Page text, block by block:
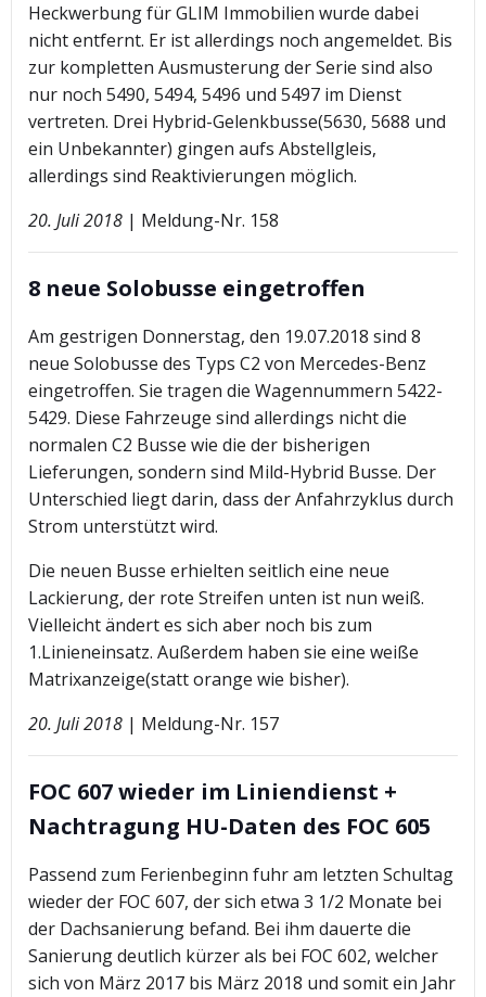
Heckwerbung für GLIM Immobilien wurde dabei
nicht entfernt. Er ist allerdings noch angemeldet. Bis
zur kompletten Ausmusterung der Serie sind also
nur noch 5490, 5494, 5496 und 5497 im Dienst
vertreten. Drei Hybrid-Gelenkbusse(5630, 5688 und
ein Unbekannter) gingen aufs Abstellgleis,
allerdings sind Reaktivierungen möglich.
20. Juli 2018 | Meldung-Nr. 158
8 neue Solobusse eingetroffen
Am gestrigen Donnerstag, den 19.07.2018 sind 8
neue Solobusse des Typs C2 von Mercedes-Benz
eingetroffen. Sie tragen die Wagennummern 5422-
5429. Diese Fahrzeuge sind allerdings nicht die
normalen C2 Busse wie die der bisherigen
Lieferungen, sondern sind Mild-Hybrid Busse. Der
Unterschied liegt darin, dass der Anfahrzyklus durch
Strom unterstützt wird.
Die neuen Busse erhielten seitlich eine neue
Lackierung, der rote Streifen unten ist nun weiß.
Vielleicht ändert es sich aber noch bis zum
1.Linieneinsatz. Außerdem haben sie eine weiße
Matrixanzeige(statt orange wie bisher).
20. Juli 2018 | Meldung-Nr. 157
FOC 607 wieder im Liniendienst +
Nachtragung HU-Daten des FOC 605
Passend zum Ferienbeginn fuhr am letzten Schultag
wieder der FOC 607, der sich etwa 3 1/2 Monate bei
der Dachsanierung befand. Bei ihm dauerte die
Sanierung deutlich kürzer als bei FOC 602, welcher
sich von März 2017 bis März 2018 und somit ein Jahr